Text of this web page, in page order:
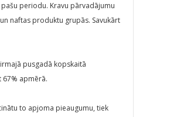
periodu. Kravu pārvadājumu
naftas produktu grupās. Savukārt
pusgadā kopskaitā
apmērā.
to apjoma pieaugumu, tiek